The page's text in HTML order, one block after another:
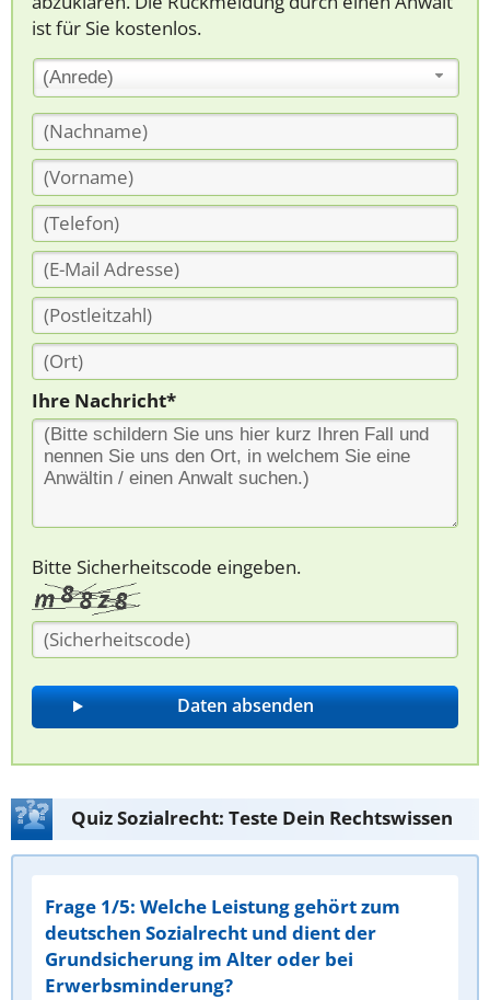
ist für Sie kostenlos.
(Anrede)
Ihre Nachricht*
Bitte Sicherheitscode eingeben.
Quiz Sozialrecht: Teste Dein Rechtswissen
Frage 1/5: Welche Leistung gehört zum
deutschen Sozialrecht und dient der
Grundsicherung im Alter oder bei
Erwerbsminderung?